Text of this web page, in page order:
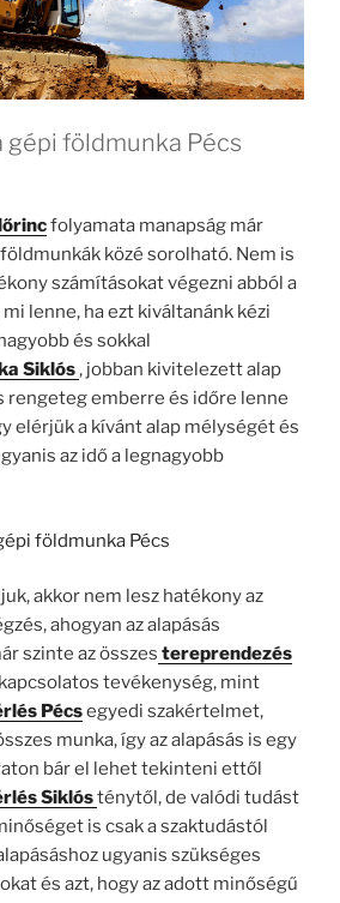
gépi földmunka Pécs
folyamata manapság már
közé sorolható. Nem is
számításokat végezni abból a
lenne, ha ezt kiváltanánk kézi
és sokkal
Siklós, jobban kivitelezett alap
rengeteg emberre és időre lenne
elérjük a kívánt alap mélységét és
az idő a legnagyobb
akkor nem lesz hatékony az
ahogyan az alapásás
szinte az összes tereprendezés
tevékenység, mint
Pécsegyedi szakértelmet,
munka, így az alapásás is egy
bár el lehet tekinteni ettől
Siklósténytől, de valódi tudást
is csak a szaktudástól
ugyanis szükséges
és azt, hogy az adott minőségű